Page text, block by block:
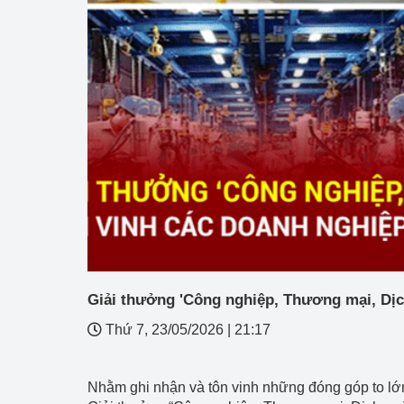
Công Thương -
Chuyển đổi số
Lịch sử phát triển
Bản tin Thị trường
Phát triển nguồn
Phát triển bền vững
Tổ chức kiểm định
Sử dụng năng
Giải thưởng 'Công nghiệp, Thương mại,
Thứ 7, 23/05/2026 21:17
Nhằm ghi nhận và tôn vinh những đóng góp to